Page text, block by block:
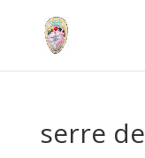
serre